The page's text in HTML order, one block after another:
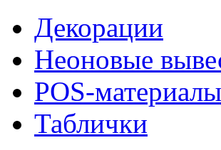
Декорации
Неоновые
POS-материалы
Таблички